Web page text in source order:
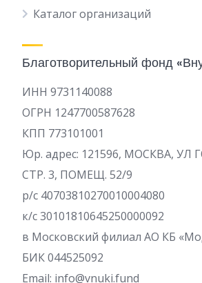
Каталог организаций
Благотворительный фонд
ИНН 9731140088
ОГРН 1247700587628
КПП 773101001
Юр. адрес: 121596, МОСКВА, УЛ
СТР. 3, ПОМЕЩ. 52/9
р/c 40703810270010004080
к/с 30101810645250000092
в Московский филиал АО КБ
БИК 044525092
Email: info@vnuki.fund